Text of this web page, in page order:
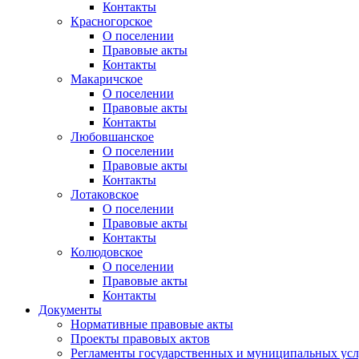
Контакты
Красногорское
О поселении
Правовые акты
Контакты
Макаричское
О поселении
Правовые акты
Контакты
Любовшанское
О поселении
Правовые акты
Контакты
Лотаковское
О поселении
Правовые акты
Контакты
Колюдовское
О поселении
Правовые акты
Контакты
Документы
Нормативные правовые акты
Проекты правовых актов
Регламенты государственных и муниципальных